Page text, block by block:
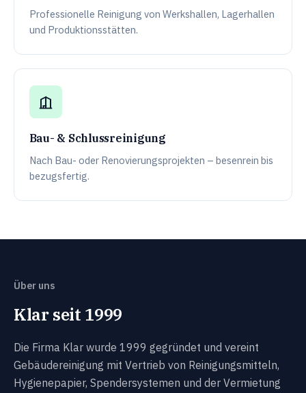
Professionelle Reinigung von Werkshallen, Lagerhallen
und Produktionsstätten.
Bau- & Schlussreinigung
Nach Bau- oder Renovierungsprojekten – besenrein bis
bezugsfertig.
Über uns
Klar seit 1999
Die Firma Klar wurde 1999 gegründet und vereint
Gebäudereinigung mit Vertrieb von Reinigungsmitteln,
Hygienepapier, Spendersystemen und der Vermietung